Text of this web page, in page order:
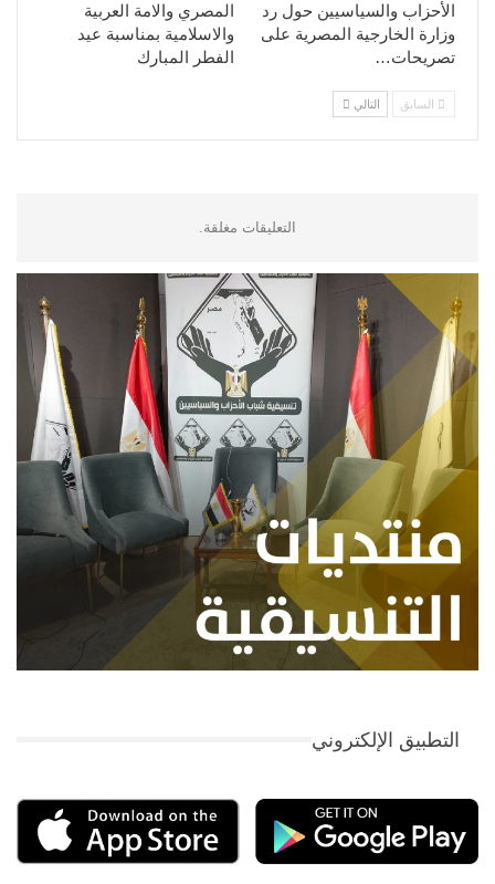
المصري والامة العربية
والاسلامية بمناسبة عيد
الفطر المبارك
الأحزاب والسياسيين حول رد
وزارة الخارجية المصرية على
تصريحات…
السابق التالي
التعليقات مغلقة.
التطبيق الإلكتروني